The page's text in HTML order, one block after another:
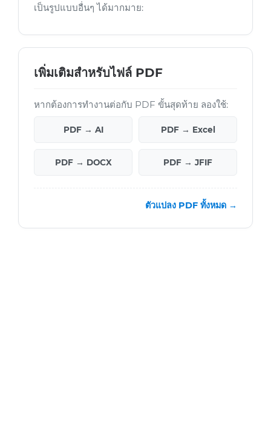
เป็นรูปแบบอื่นๆ ได้มากมาย:
เพิ่มเติมสำหรับไฟล์ PDF
หากต้องการทำงานต่อกับ PDF ขั้นสุดท้าย ลองใช้:
PDF → AI PDF → Excel
PDF → DOCX PDF → JFIF
ตัวแปลง PDF ทั้งหมด →